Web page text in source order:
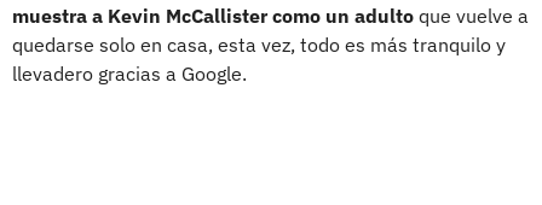
muestra a Kevin McCallister como un adulto que vuelve a
quedarse solo en casa, esta vez, todo es más tranquilo y
llevadero gracias a Google.